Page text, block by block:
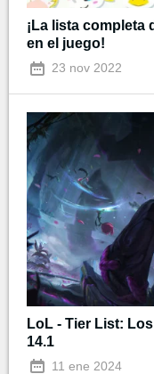
¡La lista
en el juego!
23 nov 2022
LoL - Tier List:
14.1
11 ene 2024